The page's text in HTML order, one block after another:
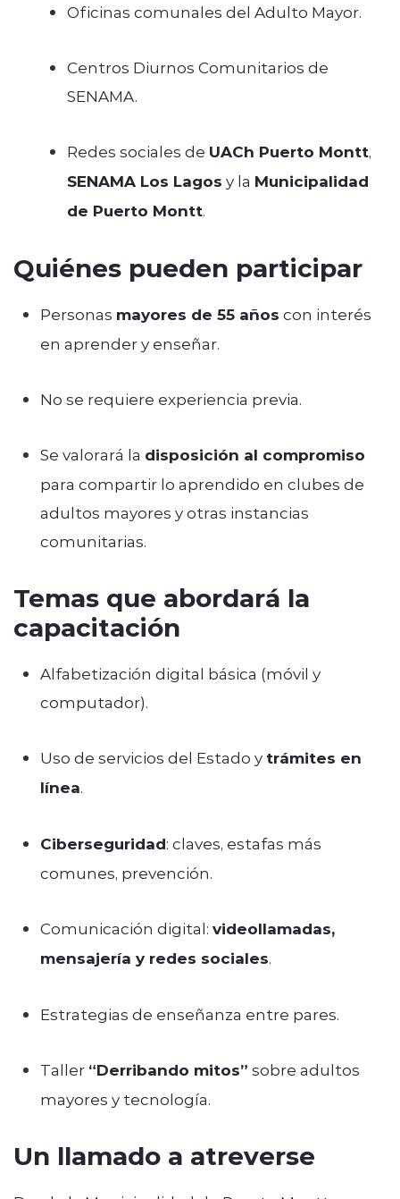
Oficinas comunales del Adulto Mayor.
Centros Diurnos Comunitarios de
SENAMA.
Redes sociales de UACh Puerto Montt,
SENAMA Los Lagos y la Municipalidad
de Puerto Montt.
Quiénes pueden participar
Personas mayores de 55 años con interés
en aprender y enseñar.
No se requiere experiencia previa.
Se valorará la disposición al compromiso
para compartir lo aprendido en clubes de
adultos mayores y otras instancias
comunitarias.
Temas que abordará la
capacitación
Alfabetización digital básica (móvil y
computador).
Uso de servicios del Estado y trámites en
línea.
Ciberseguridad: claves, estafas más
comunes, prevención.
Comunicación digital: videollamadas,
mensajería y redes sociales.
Estrategias de enseñanza entre pares.
Taller “Derribando mitos” sobre adultos
mayores y tecnología.
Un llamado a atreverse